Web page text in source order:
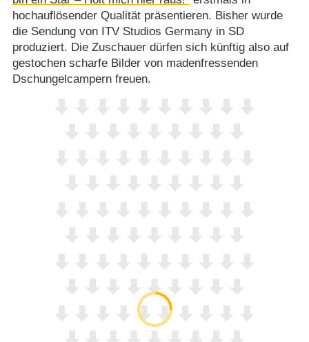
hochauflösender Qualität präsentieren. Bisher wurde
die Sendung von ITV Studios Germany in SD
produziert. Die Zuschauer dürfen sich künftig also auf
gestochen scharfe Bilder von madenfressenden
Dschungelcampern freuen.